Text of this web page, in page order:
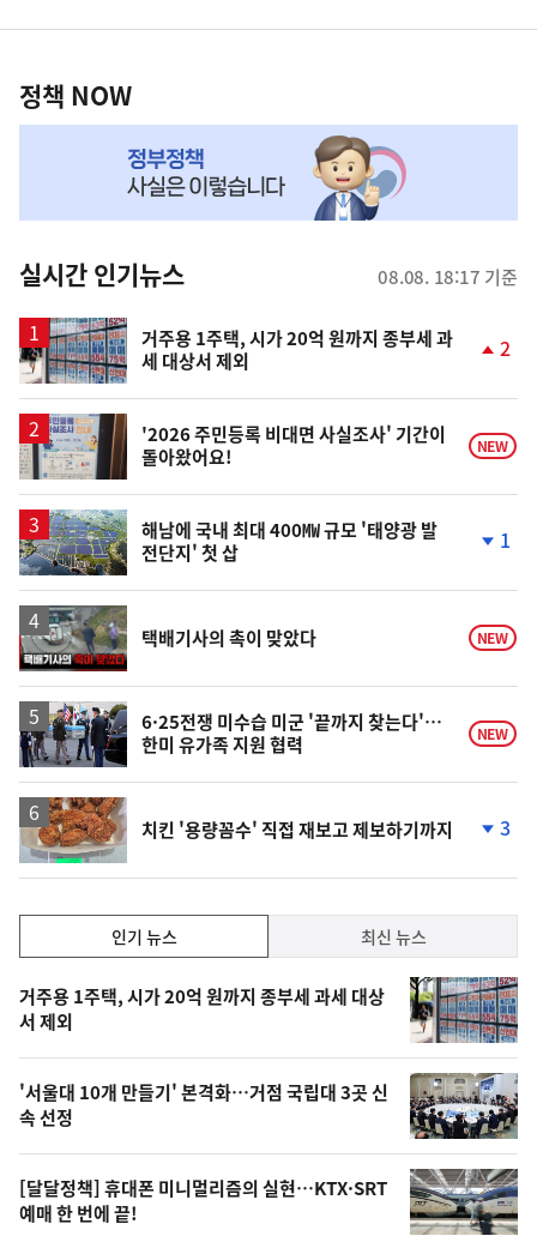
영
책
NOW,
뉴
스
정책 NOW
실시간 인기뉴스 08.08. 18:17 기준
거주용 1주택, 시가 20억 원까지 종부세 과
세 대상서 제외
상
승
2
'2026 주민등록 비대면 사실조사' 기간이
돌아왔어요!
NEW
해남에 국내 최대 400㎿ 규모 '태양광 발
전단지' 첫 삽
하
락
1
영
상
택배기사의 촉이 맞았다 NEW
6·25전쟁 미수습 미군 '끝까지 찾는다'…
한미 유가족 지원 협력
NEW
치킨 '용량꼼수' 직접 재보고 제보하기까지
하
락
3
기,
최
신,
오
늘
의
영
상
인기 뉴스 최신 뉴스
기
뉴
스
거주용 1주택, 시가 20억 원까지 종부세 과세 대상
서 제외
'서울대 10개 만들기' 본격화…거점 국립대 3곳 신
속 선정
[달달정책] 휴대폰 미니멀리즘의 실현…KTX·SRT
예매 한 번에 끝!